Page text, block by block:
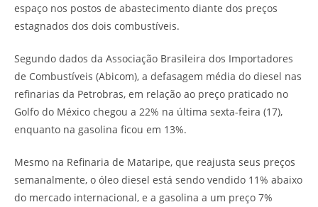
espaço nos postos de abastecimento diante dos preços
estagnados dos dois combustíveis.
Segundo dados da Associação Brasileira dos Importadores
de Combustíveis (Abicom), a defasagem média do diesel nas
refinarias da Petrobras, em relação ao preço praticado no
Golfo do México chegou a 22% na última sexta-feira (17),
enquanto na gasolina ficou em 13%.
Mesmo na Refinaria de Mataripe, que reajusta seus preços
semanalmente, o óleo diesel está sendo vendido 11% abaixo
do mercado internacional, e a gasolina a um preço 7%